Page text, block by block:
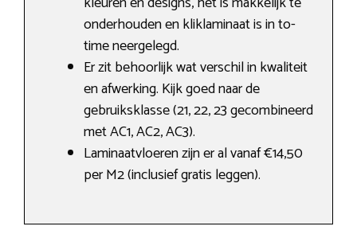
onderhouden en kliklaminaat is in to-
time neergelegd.
Er zit behoorlijk wat verschil in kwaliteit
en afwerking. Kijk goed naar de
gebruiksklasse (21, 22, 23 gecombineerd
met AC1, AC2, AC3).
Laminaatvloeren zijn er al vanaf €14,50
per M2 (inclusief gratis leggen).